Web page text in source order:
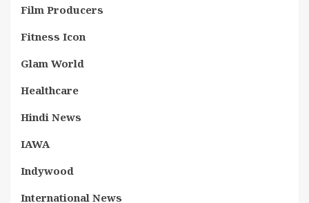
Film Producers
Fitness Icon
Glam World
Healthcare
Hindi News
IAWA
Indywood
International News